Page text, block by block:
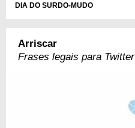
DIA DO SURDO-MUDO
Arriscar
Frases legais para Twitter